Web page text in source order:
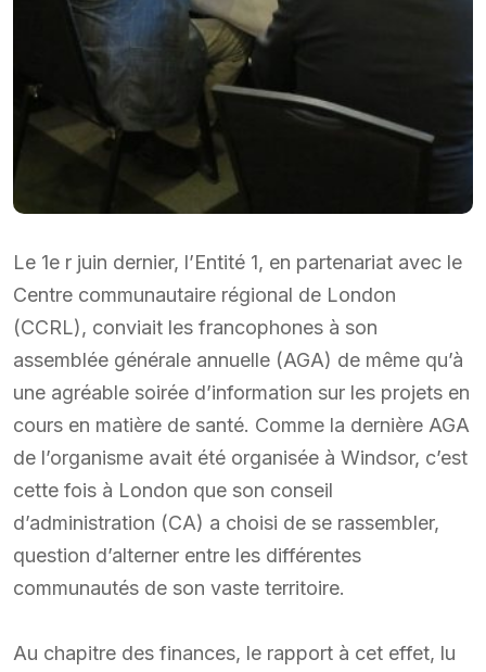
Le 1e r juin dernier, l’Entité 1, en partenariat avec le
Centre communautaire régional de London
(CCRL), conviait les francophones à son
assemblée générale annuelle (AGA) de même qu’à
une agréable soirée d’information sur les projets en
cours en matière de santé. Comme la dernière AGA
de l’organisme avait été organisée à Windsor, c’est
cette fois à London que son conseil
d’administration (CA) a choisi de se rassembler,
question d’alterner entre les différentes
communautés de son vaste territoire.
Au chapitre des finances, le rapport à cet effet, lu